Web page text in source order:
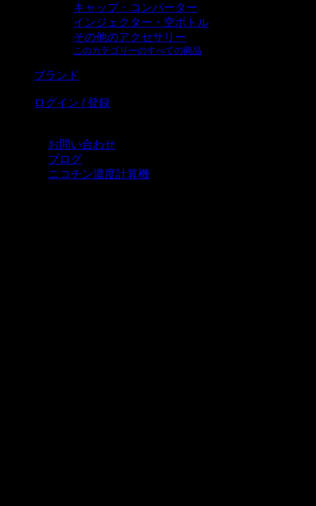
キャップ・コンバーター
インジェクター・空ボトル
その他のアクセサリー
このカテゴリーのすべての商品
ブランド
ログイン / 登録
お問い合わせ
ブログ
ニコチン濃度計算機